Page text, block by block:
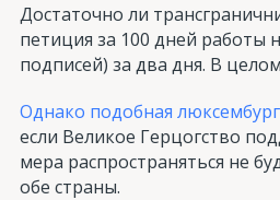
Достаточно ли
петиция за 100 дней работы
подписей) за два дня. В
Однако подобная
если Великое Герцогство
мера распространяться не
обе страны.